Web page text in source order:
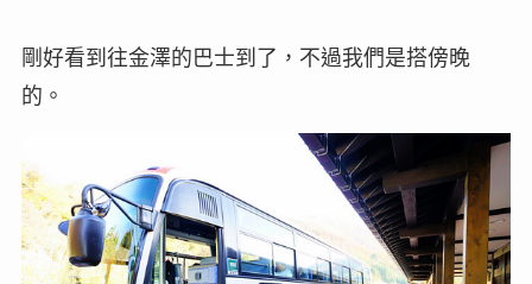
剛好看到往金澤的巴士到了，不過我們是搭傍晚
的。